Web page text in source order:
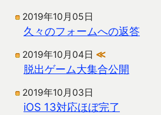
2019年10月05日
久々のフォームへの返答
2019年10月04日 ≪
脱出ゲーム大集合公開
2019年10月03日
iOS 13対応ほぼ完了